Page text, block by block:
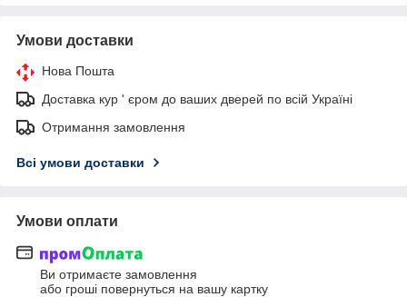
Умови доставки
Нова Пошта
Доставка кур ' єром до ваших дверей по всій Україні
Отримання замовлення
Всі умови доставки
Умови оплати
Ви отримаєте замовлення
або гроші повернуться на вашу картку